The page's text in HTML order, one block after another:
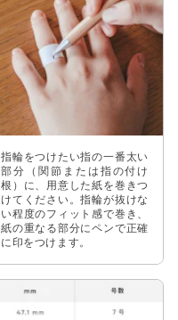
指輪をつけたい指の一番太い
部分（関節または指の付け
根）に、用意した紙を巻きつ
けてください。指輪が抜けな
い程度のフィット感で巻き、
紙の重なる部分にペンで正確
に印をつけます。